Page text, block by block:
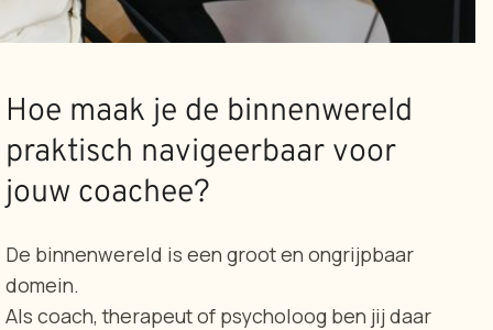
Hoe maak je de binnenwereld
praktisch navigeerbaar voor
jouw coachee?
De binnenwereld is een groot en ongrijpbaar
domein.
Als coach, therapeut of psycholoog ben jij daar